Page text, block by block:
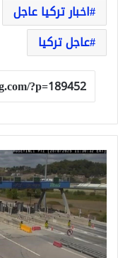
اخبار تركيا عاجل
عاجل تركيا
حادث
مروع
وقع
في
منطقة
تشكمكوي
بمدينة